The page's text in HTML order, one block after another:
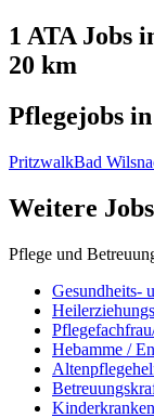
1 ATA Jobs
20 km
Pflegejobs in
PritzwalkBad
Weitere
Pflege und
Gesundheits-
Hebamme /